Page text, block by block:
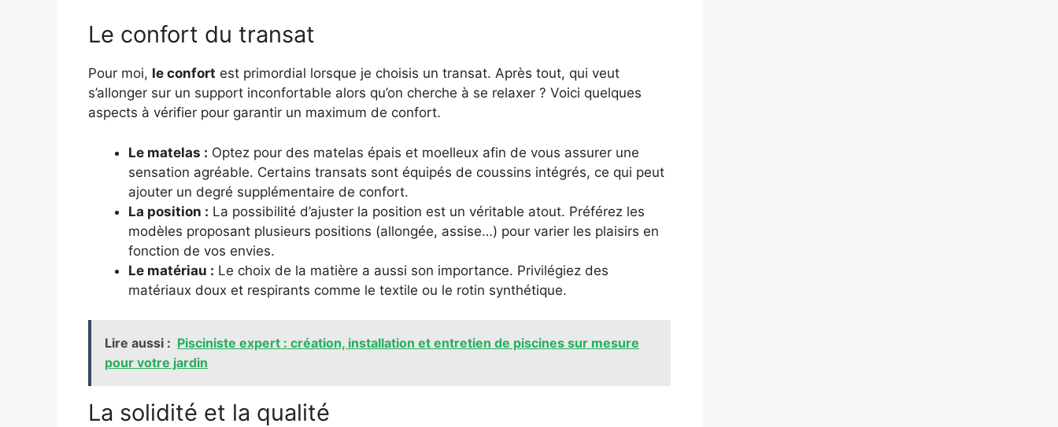
Le confort du transat
Pour moi, le confort est primordial lorsque je choisis un transat. Après tout, qui veut
s’allonger sur un support inconfortable alors qu’on cherche à se relaxer ? Voici quelques
aspects à vérifier pour garantir un maximum de confort.
Le matelas : Optez pour des matelas épais et moelleux afin de vous assurer une
sensation agréable. Certains transats sont équipés de coussins intégrés, ce qui peut
ajouter un degré supplémentaire de confort.
La position : La possibilité d’ajuster la position est un véritable atout. Préférez les
modèles proposant plusieurs positions (allongée, assise…) pour varier les plaisirs en
fonction de vos envies.
Le matériau : Le choix de la matière a aussi son importance. Privilégiez des
matériaux doux et respirants comme le textile ou le rotin synthétique.
Lire aussi : Pisciniste expert : création, installation et entretien de piscines sur mesure
pour votre jardin
La solidité et la qualité